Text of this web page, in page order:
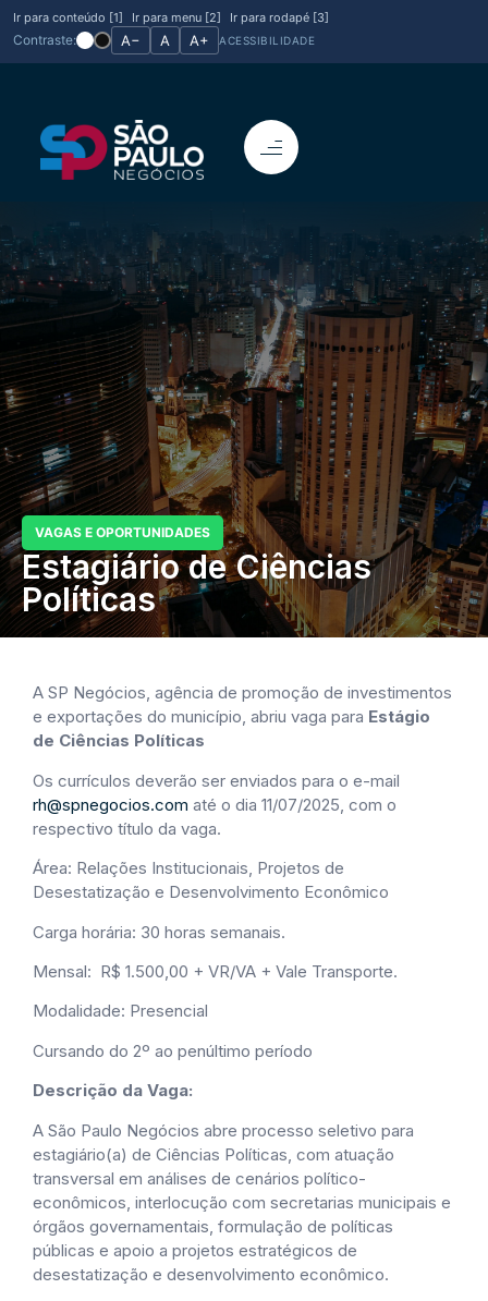
Ir para conteúdo [1] Ir para menu [2] Ir para rodapé [3]
Contraste: A− A A+ ACESSIBILIDADE
VAGAS E OPORTUNIDADES
Estagiário de Ciências
Políticas
A SP Negócios, agência de promoção de investimentos
e exportações do município, abriu vaga para Estágio
de Ciências Políticas
Os currículos deverão ser enviados para o e-mail
rh@spnegocios.com até o dia 11/07/2025, com o
respectivo título da vaga.
Área: Relações Institucionais, Projetos de
Desestatização e Desenvolvimento Econômico
Carga horária: 30 horas semanais.
Mensal: R$ 1.500,00 + VR/VA + Vale Transporte.
Modalidade: Presencial
Cursando do 2º ao penúltimo período
Descrição da Vaga:
A São Paulo Negócios abre processo seletivo para
estagiário(a) de Ciências Políticas, com atuação
transversal em análises de cenários político-
econômicos, interlocução com secretarias municipais e
órgãos governamentais, formulação de políticas
públicas e apoio a projetos estratégicos de
desestatização e desenvolvimento econômico.